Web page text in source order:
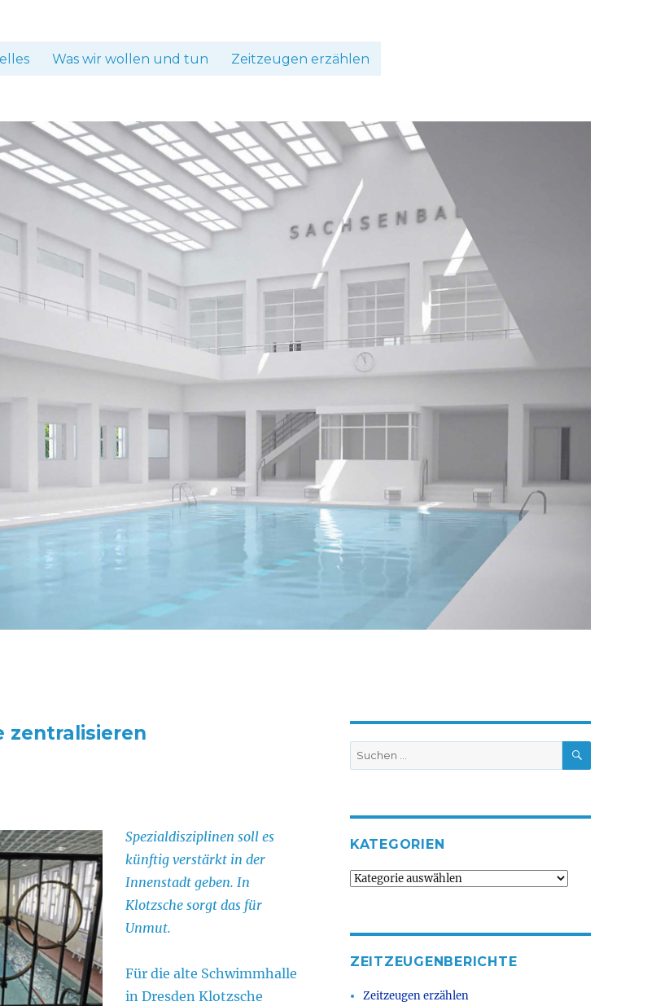
Was wir wollen und tun Zeitzeugen erzählen
zentralisieren
Spezialdisziplinen soll es
künftig verstärkt in der
Innenstadt geben. In
Klotzsche sorgt das für
Unmut.
Für die alte Schwimmhalle
in Dresden Klotzsche
Suche
nach:
SUCHEN
KATEGORIEN
Kategorien
ZEITZEUGENBERICHTE
Zeitzeugen erzählen